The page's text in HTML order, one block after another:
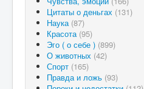
Цитаты о деньгах (131)
Наука (87)
Красота (95)
Эго ( о себе ) (899)
О животных (42)
Спорт (165)
Правда и ложь (93)